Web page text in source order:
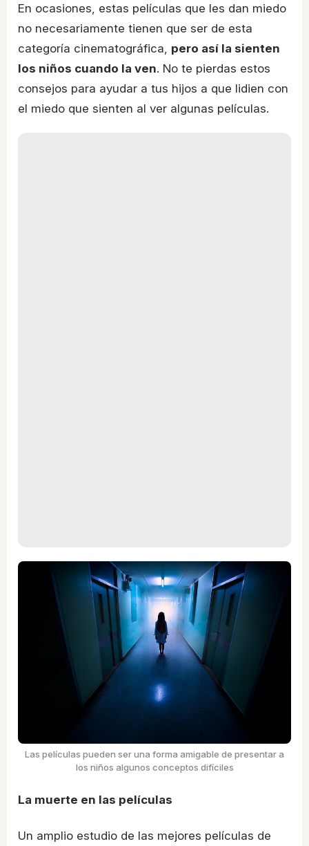
En ocasiones, estas películas que les dan miedo
no necesariamente tienen que ser de esta
categoría cinematográfica, pero así la sienten
los niños cuando la ven. No te pierdas estos
consejos para ayudar a tus hijos a que lidien con
el miedo que sienten al ver algunas películas.
Las películas pueden ser una forma amigable de presentar a
los niños algunos conceptos difíciles
La muerte en las películas
Un amplio estudio de las mejores películas de